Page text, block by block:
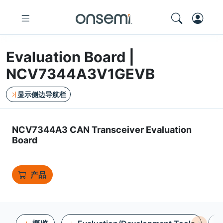
Evaluation Board |
NCV7344A3V1GEVB
显示侧边导航栏
NCV7344A3 CAN Transceiver Evaluation
Board
产品